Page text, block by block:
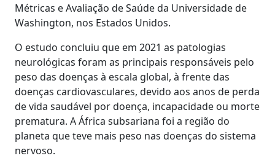
Métricas e Avaliação de Saúde da Universidade de
Washington, nos Estados Unidos.
O estudo concluiu que em 2021 as patologias
neurológicas foram as principais responsáveis pelo
peso das doenças à escala global, à frente das
doenças cardiovasculares, devido aos anos de perda
de vida saudável por doença, incapacidade ou morte
prematura. A África subsariana foi a região do
planeta que teve mais peso nas doenças do sistema
nervoso.